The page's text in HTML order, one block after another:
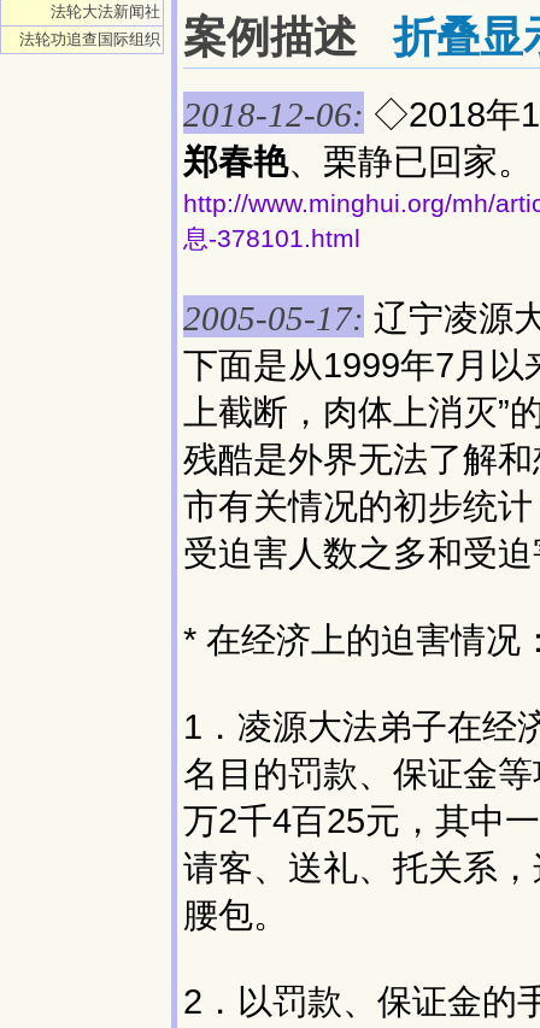
法轮大法新闻社
法轮功追查国际组织
案例描述折叠显
2018-12-06: ◇2018年
郑春艳、栗静已回家。
http://www.minghui.org/mh/
息-378101.html
2005-05-17: 辽宁凌源
下面是从1999年7月以
上截断，肉体上消灭
残酷是外界无法了解
市有关情况的初步统
受迫害人数之多和受
* 在经济上的迫害情况
1．凌源大法弟子在经
名目的罚款、保证金
万2千4百25元，其中
请客、送礼、托关系
腰包。
2．以罚款、保证金的